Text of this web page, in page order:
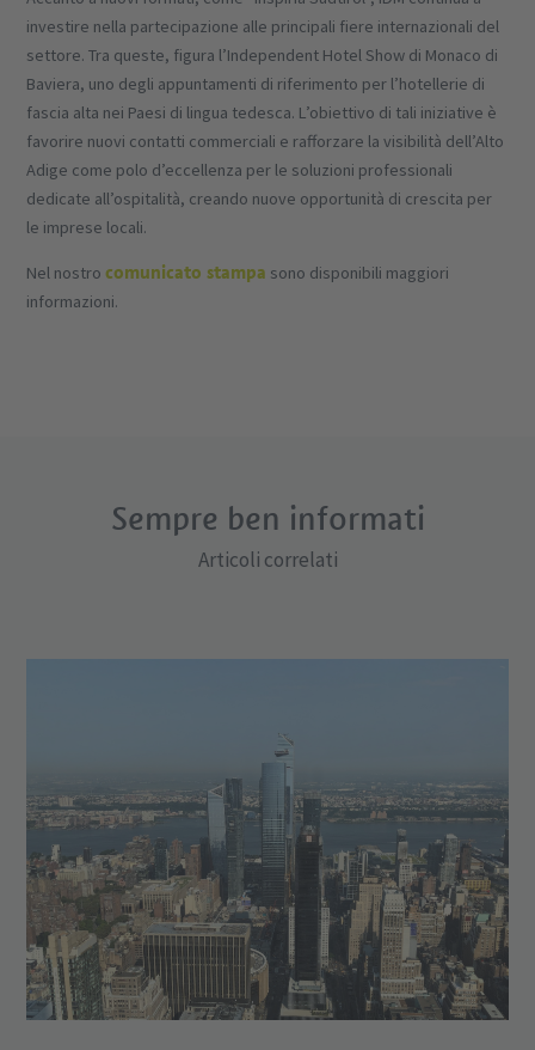
investire nella partecipazione alle principali fiere internazionali del
settore. Tra queste, figura l’Independent Hotel Show di Monaco di
Baviera, uno degli appuntamenti di riferimento per l’hotellerie di
fascia alta nei Paesi di lingua tedesca. L’obiettivo di tali iniziative è
favorire nuovi contatti commerciali e rafforzare la visibilità dell’Alto
Adige come polo d’eccellenza per le soluzioni professionali
dedicate all’ospitalità, creando nuove opportunità di crescita per
le imprese locali.
Nel nostrocomunicato stampa sono disponibili maggiori
informazioni.
Sempre ben informati
Articoli correlati